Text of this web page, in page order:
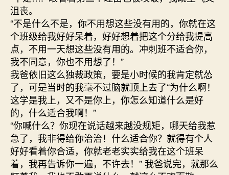
沮丧。
“不是什么不是，你不用想这些没有用的，你就在这
个班级给我好好呆着，好好想着把这个分给我提高
点，不用一天想这些没有用的。冲刺班不适合你，
我不同意，你也不用想了！”
我爸依旧这么独裁政策，要是小时候的我肯定就怂
了，可是当时的我毫不过脑就顶上去了“为什么啊！
这学是我上，又不是你上，你怎么知道什么是好
的，什么适合我啊！”
“你喊什么？你现在说话越来越没规矩，哪天给我惹
急了，我非得给你治治！什么适合你？就得有个人
好好看着你合适，你就老老实实给我在这个班呆
着，我再告诉你一遍，不许去！” 我爸说完，就那么